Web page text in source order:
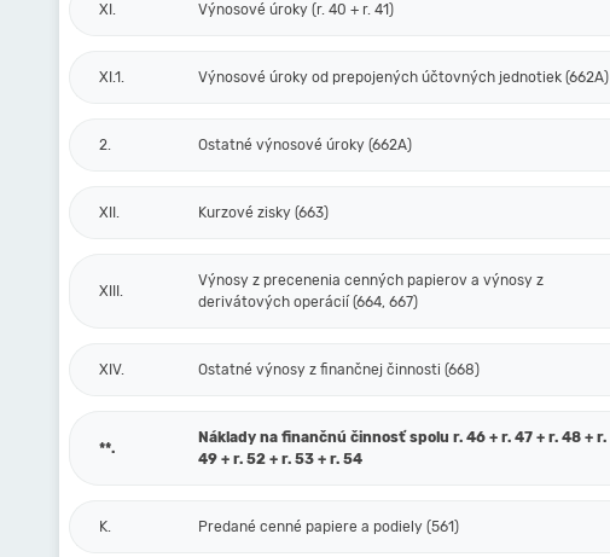
XI. Výnosové úroky (r. 40 + r. 41)
XI.1. Výnosové úroky od prepojených účtovných jednotiek (662A)
2. Ostatné výnosové úroky (662A)
XII. Kurzové zisky (663)
XIII.
Výnosy z precenenia cenných papierov a výnosy z
derivátových operácií (664, 667)
XIV. Ostatné výnosy z finančnej činnosti (668)
**.
Náklady na finančnú činnosť spolu r. 46 + r. 47 + r. 48 + r.
49 + r. 52 + r. 53 + r. 54
K. Predané cenné papiere a podiely (561)